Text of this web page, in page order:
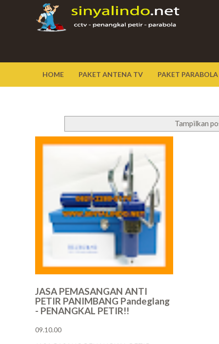
HOME PAKET ANTENA TV PAKET PARABOLA
Tampilkan
JASA PEMASANGAN ANTI
PETIR PANIMBANG Pandeglang
- PENANGKAL PETIR!!
09.10.00